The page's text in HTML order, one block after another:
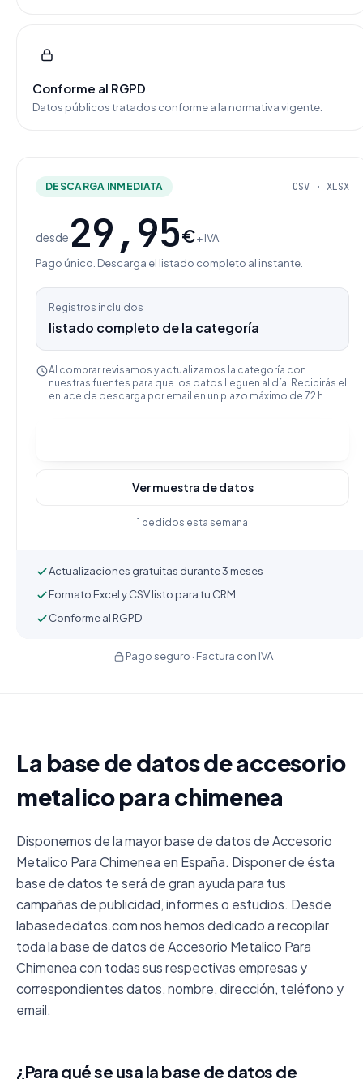
Conforme al RGPD
Datos públicos tratados conforme a la normativa vigente.
DESCARGA INMEDIATA CSV · XLSX
desde 29,95€+ IVA
Pago único. Descarga el listado completo al instante.
Registros incluidos
listado completo de la categoría
Al comprar revisamos y actualizamos la categoría con
nuestras fuentes para que los datos lleguen al día. Recibirás el
enlace de descarga por email en un plazo máximo de 72 h.
Ver muestra de datos
1 pedidos esta semana
Actualizaciones gratuitas durante 3 meses
Formato Excel y CSV listo para tu CRM
Conforme al RGPD
Pago seguro · Factura con IVA
La base de datos de accesorio
metalico para chimenea
Disponemos de la mayor base de datos de Accesorio
Metalico Para Chimenea en España. Disponer de ésta
base de datos te será de gran ayuda para tus
campañas de publicidad, informes o estudios. Desde
labasededatos.com nos hemos dedicado a recopilar
toda la base de datos de Accesorio Metalico Para
Chimenea con todas sus respectivas empresas y
correspondientes datos, nombre, dirección, teléfono y
email.
¿Para qué se usa la base de datos de